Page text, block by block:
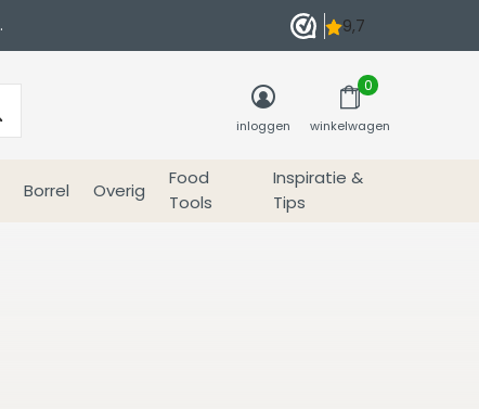
Borrel Overig
Food
Tools
Inspiratie &
Tips
inloggen winkelwagen
0